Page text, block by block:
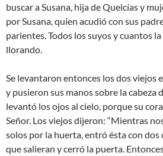
buscar a Susana, hija de Quelcías y
por Susana, quien acudió con sus
parientes. Todos los suyos y cuantos
llorando.
Se levantaron entonces los dos viejos
y pusieron sus manos sobre la cabeza
levantó los ojos al cielo, porque su
Señor. Los viejos dijeron: “Mientras
solos por la huerta, entró ésta con dos
que salieran y cerró la puerta.